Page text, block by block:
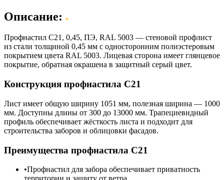
Описание:
Профнастил С21, 0,45, ПЭ, RAL 5003 — стеновой профлист
из стали толщиной 0,45 мм с односторонним полиэстеровым
покрытием цвета RAL 5003. Лицевая сторона имеет глянцевое
покрытие, обратная окрашена в защитный серый цвет.
Конструкция профнастила С21
Лист имеет общую ширину 1051 мм, полезная ширина — 1000
мм. Доступны длины от 300 до 13000 мм. Трапециевидный
профиль обеспечивает жёсткость листа и подходит для
строительства заборов и облицовки фасадов.
Преимущества профнастила С21
Профнастил для забора обеспечивает приватность